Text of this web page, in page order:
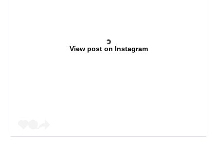
View post on Instagram